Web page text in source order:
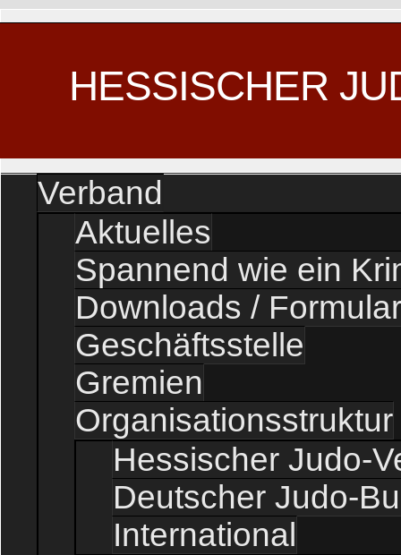
HESSISCHER
Verband
Aktuelles
Spannend wie ein
Downloads /
Geschäftsstelle
Gremien
Organisationsstruktur
Hessischer Judo-
Deutscher Judo-
International